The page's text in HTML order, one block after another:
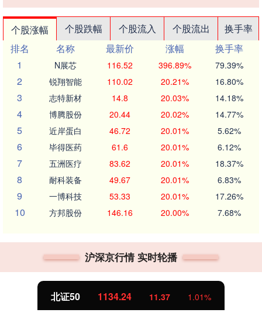
个股涨幅 个股跌幅 个股流入 个股流出
换手率
排名
名称 最新价 涨幅
换手率
1
N展芯 116.52 396.89% 79.39%
2 锐翔智能 110.02 20.21% 16.80%
3 志特新材 14.8 20.03% 14.18%
4 博腾股份 20.44 20.02% 14.77%
5 近岸蛋白 46.72 20.01% 5.62%
6 毕得医药 61.6 20.01% 6.12%
7 五洲医疗 83.62 20.01% 18.37%
8 耐科装备 49.67 20.01% 6.83%
9 一博科技 53.33 20.01% 17.26%
10 方邦股份 146.16 20.00% 7.68%
沪深京行情 实时轮播
北证50 1134.24 11.37 1.01%